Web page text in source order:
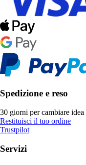
Spedizione e reso
30 giorni per cambiare idea
Restituisci il tuo ordine
Trustpilot
Servizi